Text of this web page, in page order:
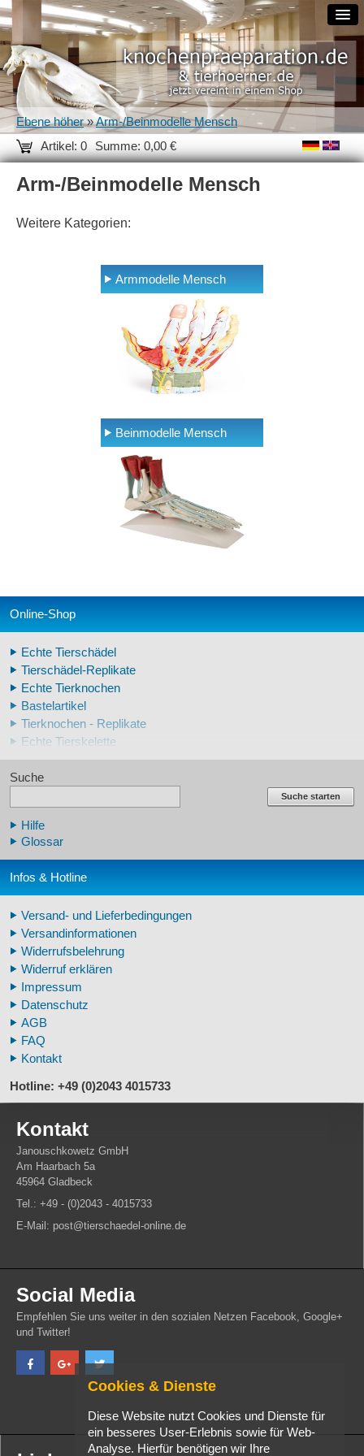
Artikel: 0 Summe: 0,00 €
Ebene höher»Arm-/Beinmodelle Mensch
Arm-/Beinmodelle Mensch
Weitere Kategorien:
Armmodelle Mensch
Beinmodelle Mensch
Online-Shop
Echte Tierschädel
Tierschädel-Replikate
Echte Tierknochen
Bastelartikel
Tierknochen - Replikate
Echte Tierskelette
Echte Tierzähne
Krallen- und Zahnreplikate
Schädelreplikate Mensch
Knochenreplikate Mensch
Arm-/Beinskelette Mensch
Zähne Warzenschwein
Veterinär - Lehrmittel
Fossilreplikate Mensch
Pferdemähnen
Fußspuren museal
Tierhörner
Suche
Suche starten
Hilfe
Glossar
Infos & Hotline
Versand- und Lieferbedingungen
Versandinformationen
Widerrufsbelehrung
Widerruf erklären
Impressum
Datenschutz
AGB
FAQ
Kontakt
Hotline: +49 (0)2043 4015733
Kontakt
Janouschkowetz GmbH
Am Haarbach 5a
45964 Gladbeck
Tel.: +49 - (0)2043 - 4015733
E-Mail: post@tierschaedel-online.de
Social Media
Empfehlen Sie uns weiter in den sozialen Netzen Facebook, Google+
und Twitter!
Cookies & Dienste
Diese Website nutzt Cookies und Dienste für
ein besseres User-Erlebnis sowie für Web-
Analyse. Hierfür benötigen wir Ihre